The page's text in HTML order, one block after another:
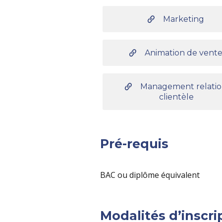
Marketing
Animation de vente
Management
clientèle
Pré-requis
BAC ou diplôme équivalent
Modalités